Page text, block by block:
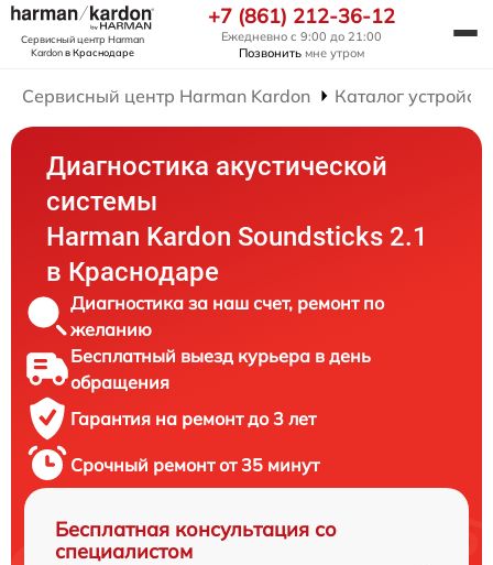
Сервисный центр Harman
Kardonв Краснодаре
+7 (861) 212-36-12
Ежедневно с 9:00 до 21:00
Позвонить мне утром
Сервисный центр Harman Kardon Каталог устройств
Диагностика акустической
системы
Harman Kardon Soundsticks 2.1
в Краснодаре
Диагностика за наш счет, ремонт по
желанию
Бесплатный выезд курьера в день
обращения
Гарантия на ремонт до 3 лет
Срочный ремонт от 35 минут
Бесплатная консультация со
специалистом